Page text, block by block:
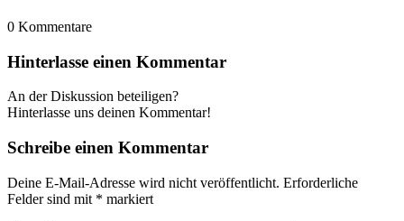
0 Kommentare
Hinterlasse einen Kommentar
An der Diskussion beteiligen?
Hinterlasse uns deinen Kommentar!
Schreibe einen Kommentar
Deine E-Mail-Adresse wird nicht veröffentlicht. Erforderliche
Felder sind mit * markiert